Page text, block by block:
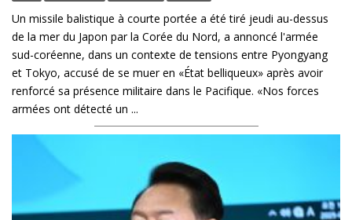
Un missile balistique à courte portée a été tiré jeudi au-dessus
de la mer du Japon par la Corée du Nord, a annoncé l'armée
sud-coréenne, dans un contexte de tensions entre Pyongyang
et Tokyo, accusé de se muer en «État belliqueux» après avoir
renforcé sa présence militaire dans le Pacifique. «Nos forces
armées ont détecté un ...